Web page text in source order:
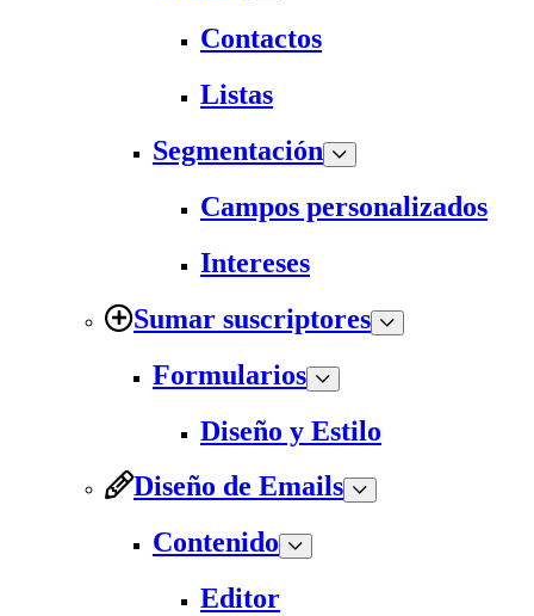
Contactos
Listas
Segmentación
Campos personalizados
Intereses
Sumar suscriptores
Formularios
Diseño y Estilo
Diseño de Emails
Contenido
Editor